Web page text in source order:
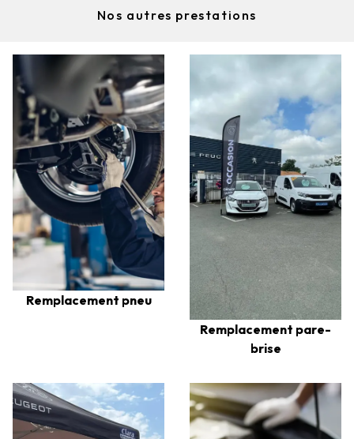
Nos autres prestations
Remplacement pneu
Remplacement pare-
brise